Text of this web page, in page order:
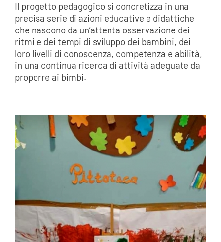
Il progetto pedagogico si concretizza in una
precisa serie di azioni educative e didattiche
che nascono da un’attenta osservazione dei
ritmi e dei tempi di sviluppo dei bambini, dei
loro livelli di conoscenza, competenza e abilità,
in una continua ricerca di attività adeguate da
proporre ai bimbi.